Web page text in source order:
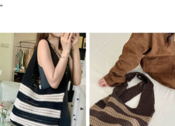
"